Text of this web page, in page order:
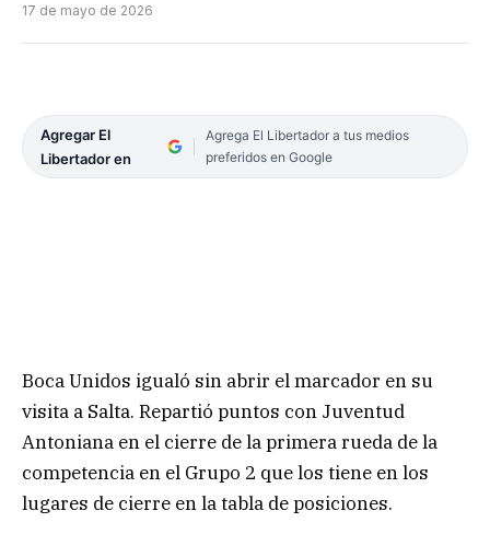
17 de mayo de 2026
Agregar El
Libertador en
Agrega El Libertador a tus medios
preferidos en Google
Boca Unidos igualó sin abrir el marcador en su
visita a Salta. Repartió puntos con Juventud
Antoniana en el cierre de la primera rueda de la
competencia en el Grupo 2 que los tiene en los
lugares de cierre en la tabla de posiciones.